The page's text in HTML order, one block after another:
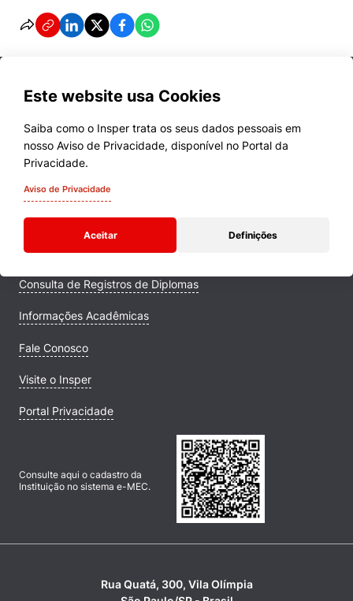
Este website usa Cookies
Saiba como o Insper trata os seus dados pessoais em
nosso Aviso de Privacidade, disponível no Portal da
Privacidade.
Aviso de Privacidade
Aceitar Definições
Cursos
Quem Somos
Comunidade Transforme
Campus
Consulta de Registros de Diplomas
Informações Acadêmicas
Fale Conosco
Visite o Insper
Portal Privacidade
Consulte aqui o cadastro da
Instituição no sistema e-MEC.
Rua Quatá, 300, Vila Olímpia